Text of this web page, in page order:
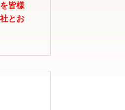
皆様
とお